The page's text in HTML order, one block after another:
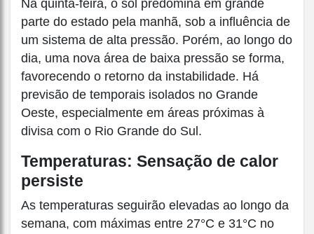
Na quinta-feira, o sol predomina em grande
parte do estado pela manhã, sob a influência de
um sistema de alta pressão. Porém, ao longo do
dia, uma nova área de baixa pressão se forma,
favorecendo o retorno da instabilidade. Há
previsão de temporais isolados no Grande
Oeste, especialmente em áreas próximas à
divisa com o Rio Grande do Sul.
Temperaturas: Sensação de calor
persiste
As temperaturas seguirão elevadas ao longo da
semana, com máximas entre 27°C e 31°C no